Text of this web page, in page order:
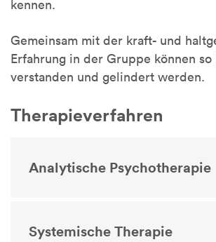
kennen.
Gemeinsam mit der kraft- und
Erfahrung in der Gruppe können so
verstanden und gelindert werden.
Therapieverfahren
Analytische Psychotherapie
Systemische Therapie